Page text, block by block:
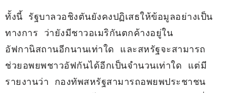
ทั้งนี้ รัฐบาลวอชิงตันยังคงปฏิเสธให้ข้อมูลอย่างเป็น
ทางการ ว่ายังมีชาวอเมริกันตกค้างอยู่ใน
อัฟกานิสถานอีกนานเท่าใด และสหรัฐจะสามารถ
ช่วยอพยพชาวอัฟกันได้อีกเป็นจำนวนเท่าใด แต่มี
รายงานว่า กองทัพสหรัฐสามารถอพยพประชาชน